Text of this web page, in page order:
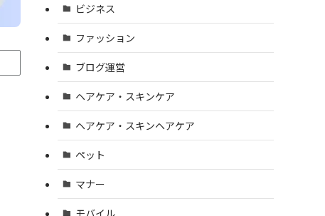
ビジネス
ファッション
ブログ運営
ヘアケア・スキンケア
ヘアケア・スキンヘアケア
ペット
マナー
モバイル